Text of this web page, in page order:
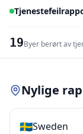
19Byer berørt av
Nylige
🇸🇪Sweden